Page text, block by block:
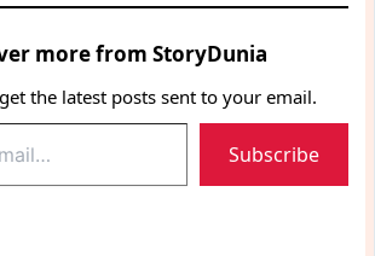
more from StoryDunia
the latest posts sent to your email.
Subscribe